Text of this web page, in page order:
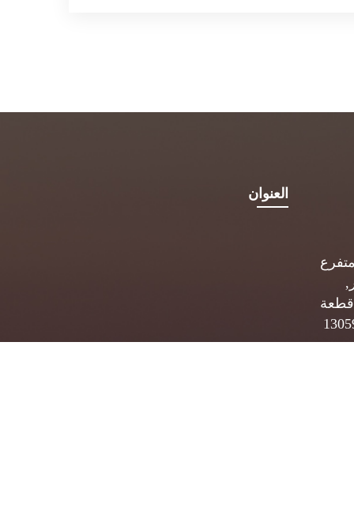
العنوان
قطعة
5834 الصفاة 13059